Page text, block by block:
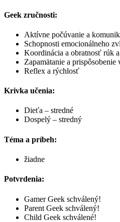
Geek zručnosti:
Aktívne počúvanie a
Schopnosti emocionálneho
Koordinácia a obratnosť rúk
Zapamätanie a prispôsobenie
Reflex a rýchlosť
Krivka učenia:
Dieťa – stredné
Dospelý – stredný
Téma a príbeh:
žiadne
Potvrdenia:
Gamer Geek schválený!
Parent Geek schválený!
Child Geek schválené!